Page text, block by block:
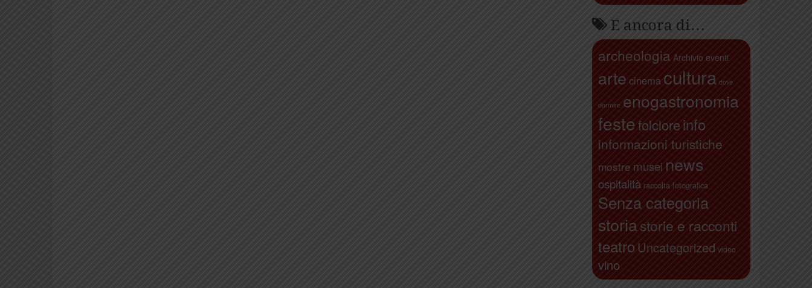
E ancora di…
archeologia Archivio eventi
arte cinema cultura dove
dormire enogastronomia
festefolcloreinfo
informazioni turistiche
mostre musei news
ospitalità raccolta fotografica
Senza categoria
storiastorie e racconti
teatro Uncategorized video
vino